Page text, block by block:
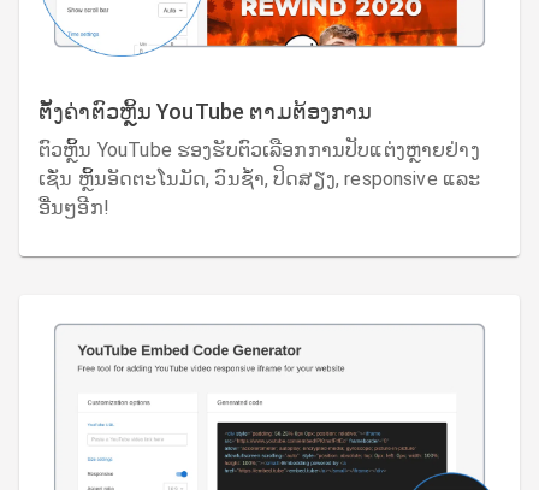
ຕັ້ງຄ່າຕົວຫຼິ້ນ YouTube ຕາມຕ້ອງການ
ຕົວຫຼິ້ນ YouTube ຮອງຮັບຕົວເລືອກການປັບແຕ່ງຫຼາຍຢ່າງ
ເຊັ່ນ ຫຼິ້ນອັດຕະໂນມັດ, ວົນຊ້ຳ, ປິດສຽງ, responsive ແລະ
ອື່ນໆອີກ!